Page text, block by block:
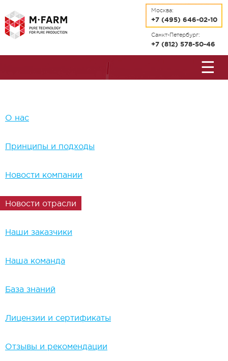
Москва:
+7 (495) 646-02-10
Санкт-Петербург:
+7 (812) 578-50-46
☰
О нас
Принципы и подходы
Новости компании
Новости отрасли
Наши заказчики
Наша команда
База знаний
Лицензии и сертификаты
Отзывы и рекомендации